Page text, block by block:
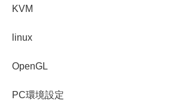
KVM
linux
OpenGL
PC環境設定